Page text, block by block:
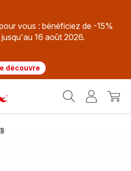
vous : bénéficiez de -15%
16 août 2026.
découvre
MonMon